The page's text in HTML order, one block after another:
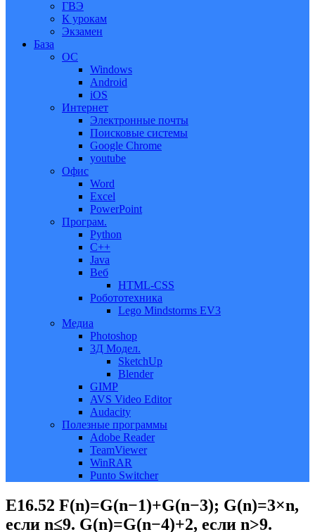
ГВЭ
К урокам
Экзамен
База
ОС
Windows
Android
iOS
Интернет
Электронные почты
Поисковые системы
Google Chrome
youtube
Офис
Word
Excel
PowerPoint
Програм.
Python
C++
Java
Веб
HTML-CSS
Робототехника
Lego Mindstorms EV3
Медиа
Photoshop
3Д Модел.
SketchUp
Blender
GIMP
AVS Video Editor
Audacity
Полезные программы
Adobe Reader
TeamViewer
WinRAR
Punto Switcher
Е16.52 F(n)=G(n−1)+G(n−3); G(n)=3×n,
если n≤9. G(n)=G(n−4)+2, если n>9.